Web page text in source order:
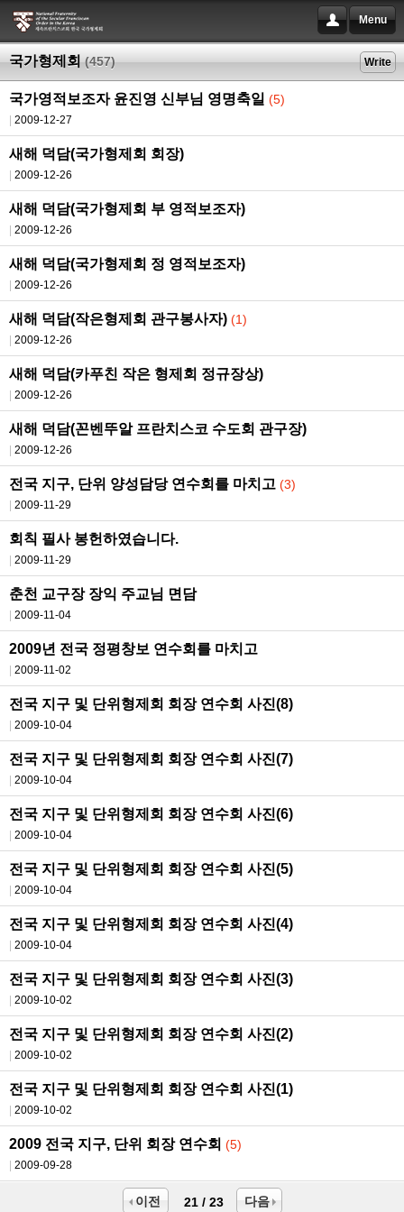
Menu
국가형제회 (457) Write
국가영적보조자 윤진영 신부님 영명축일 (5)
2009-12-27
새해 덕담(국가형제회 회장)
2009-12-26
새해 덕담(국가형제회 부 영적보조자)
2009-12-26
새해 덕담(국가형제회 정 영적보조자)
2009-12-26
새해 덕담(작은형제회 관구봉사자) (1)
2009-12-26
새해 덕담(카푸친 작은 형제회 정규장상)
2009-12-26
새해 덕담(꼰벤뚜알 프란치스코 수도회 관구장)
2009-12-26
전국 지구, 단위 양성담당 연수회를 마치고 (3)
2009-11-29
회칙 필사 봉헌하였습니다.
2009-11-29
춘천 교구장 장익 주교님 면담
2009-11-04
2009년 전국 정평창보 연수회를 마치고
2009-11-02
전국 지구 및 단위형제회 회장 연수회 사진(8)
2009-10-04
전국 지구 및 단위형제회 회장 연수회 사진(7)
2009-10-04
전국 지구 및 단위형제회 회장 연수회 사진(6)
2009-10-04
전국 지구 및 단위형제회 회장 연수회 사진(5)
2009-10-04
전국 지구 및 단위형제회 회장 연수회 사진(4)
2009-10-04
전국 지구 및 단위형제회 회장 연수회 사진(3)
2009-10-02
전국 지구 및 단위형제회 회장 연수회 사진(2)
2009-10-02
전국 지구 및 단위형제회 회장 연수회 사진(1)
2009-10-02
2009 전국 지구, 단위 회장 연수회 (5)
2009-09-28
이전 21 / 23 다음